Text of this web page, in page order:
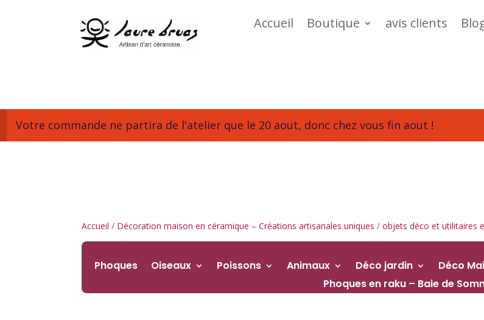
Accueil Boutique avis clients
Votre commande ne partira de l'atelier que le 20 aout, donc chez vous fin aout !
Accueil / Décoration maison en céramique – Créations artisanales uniques /objets déco et utilitaires
Phoques Oiseaux Poissons Animaux Déco jardin Déco
Phoques en raku – Baie de